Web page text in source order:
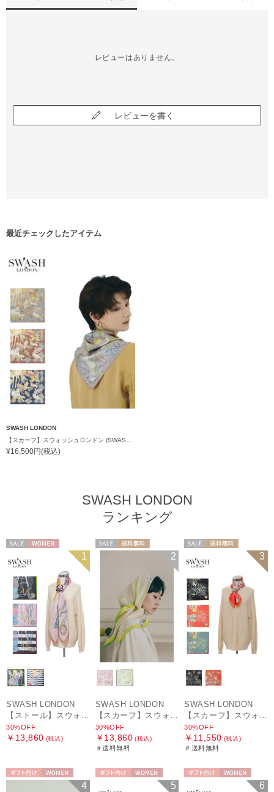
レビューはありません。
レビューを書く
最近チェックしたアイテム
SWASH LONDON
¥16,500円(税込)
SWASH LONDON
ランキング
1
SWASH LONDON
【ストール】スウォッシュロンドン (SWASH LONDON) Oceanic Odyssey 115*115 コットンスクエア
30%OFF
￥13,860 (税込)
セール送料無料
2
SWASH LONDON
【スカーフ】スウォッシュロンドン (SWASH LONDON) Picture Postcard 88cm×88cm シルクスカーフ 日本製
30%OFF
￥13,860 (税込)
＃送料無料
WOMEN
3
SWASH LONDON
【スカーフ】スウォッシュロンドン (SWASH LONDON) Ferris Festivity 68cm×68cm シルクスカーフ 日本製
30%OFF
￥11,550 (税込)
＃送料無料
ギフト向けWOMEN 4 WOMEN 5 WOMEN 6